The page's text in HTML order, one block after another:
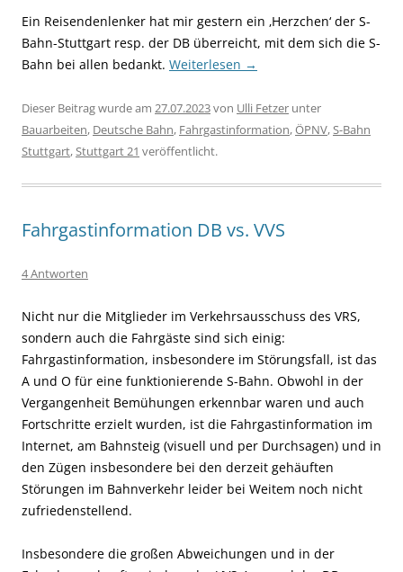
Ein Reisendenlenker hat mir gestern ein ‚Herzchen‘ der S-
Bahn-Stuttgart resp. der DB überreicht, mit dem sich die S-
Bahn bei allen bedankt. Weiterlesen →
Dieser Beitrag wurde am 27.07.2023von Ulli Fetzer unter
Bauarbeiten, Deutsche Bahn, Fahrgastinformation,ÖPNV,S-Bahn
Stuttgart,Stuttgart 21 veröffentlicht.
Fahrgastinformation DB vs. VVS
4 Antworten
Nicht nur die Mitglieder im Verkehrsausschuss des VRS,
sondern auch die Fahrgäste sind sich einig:
Fahrgastinformation, insbesondere im Störungsfall, ist das
A und O für eine funktionierende S-Bahn. Obwohl in der
Vergangenheit Bemühungen erkennbar waren und auch
Fortschritte erzielt wurden, ist die Fahrgastinformation im
Internet, am Bahnsteig (visuell und per Durchsagen) und in
den Zügen insbesondere bei den derzeit gehäuften
Störungen im Bahnverkehr leider bei Weitem noch nicht
zufriedenstellend.
Insbesondere die großen Abweichungen und in der